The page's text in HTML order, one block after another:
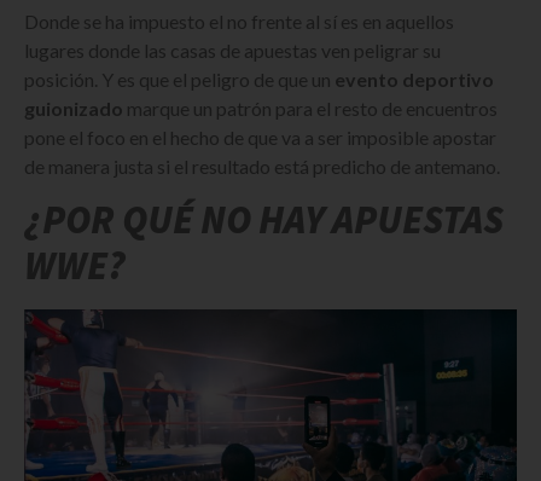
Donde se ha impuesto el no frente al sí es en aquellos
lugares donde las casas de apuestas ven peligrar su
posición. Y es que el peligro de que un evento deportivo
guionizado marque un patrón para el resto de encuentros
pone el foco en el hecho de que va a ser imposible apostar
de manera justa si el resultado está predicho de antemano.
¿POR QUÉ NO HAY APUESTAS
WWE?